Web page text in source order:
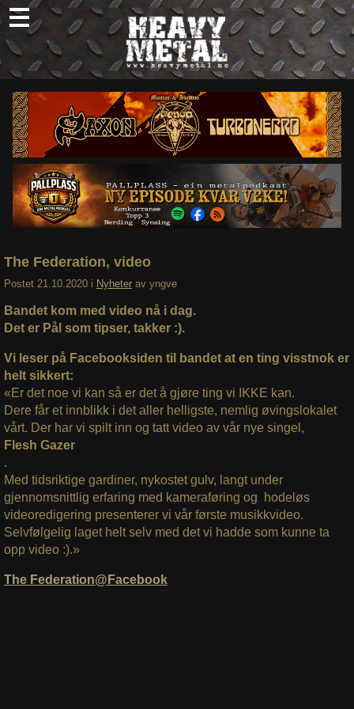
Skip
to
content
Nyheter
Omtaler
Intervjuer
Om oss
Abonner
Søk
The Federation, video
Postet 21.10.2020 i Nyheter av yngve
Bandet kom med video nå i dag.
Det er Pål som tipser, takker :).
Vi leser på Facebooksiden til bandet at en ting visstnok er
helt sikkert:
«Er det noe vi kan så er det å gjøre ting vi IKKE kan.
Dere får et innblikk i det aller helligste, nemlig øvingslokalet
vårt. Der har vi spilt inn og tatt video av vår nye singel,
Flesh Gazer
.
Med tidsriktige gardiner, nykostet gulv, langt under
gjennomsnittlig erfaring med kameraføring og hodeløs
videoredigering presenterer vi vår første musikkvideo.
Selvfølgelig laget helt selv med det vi hadde som kunne ta
opp video :).»
The Federation@Facebook